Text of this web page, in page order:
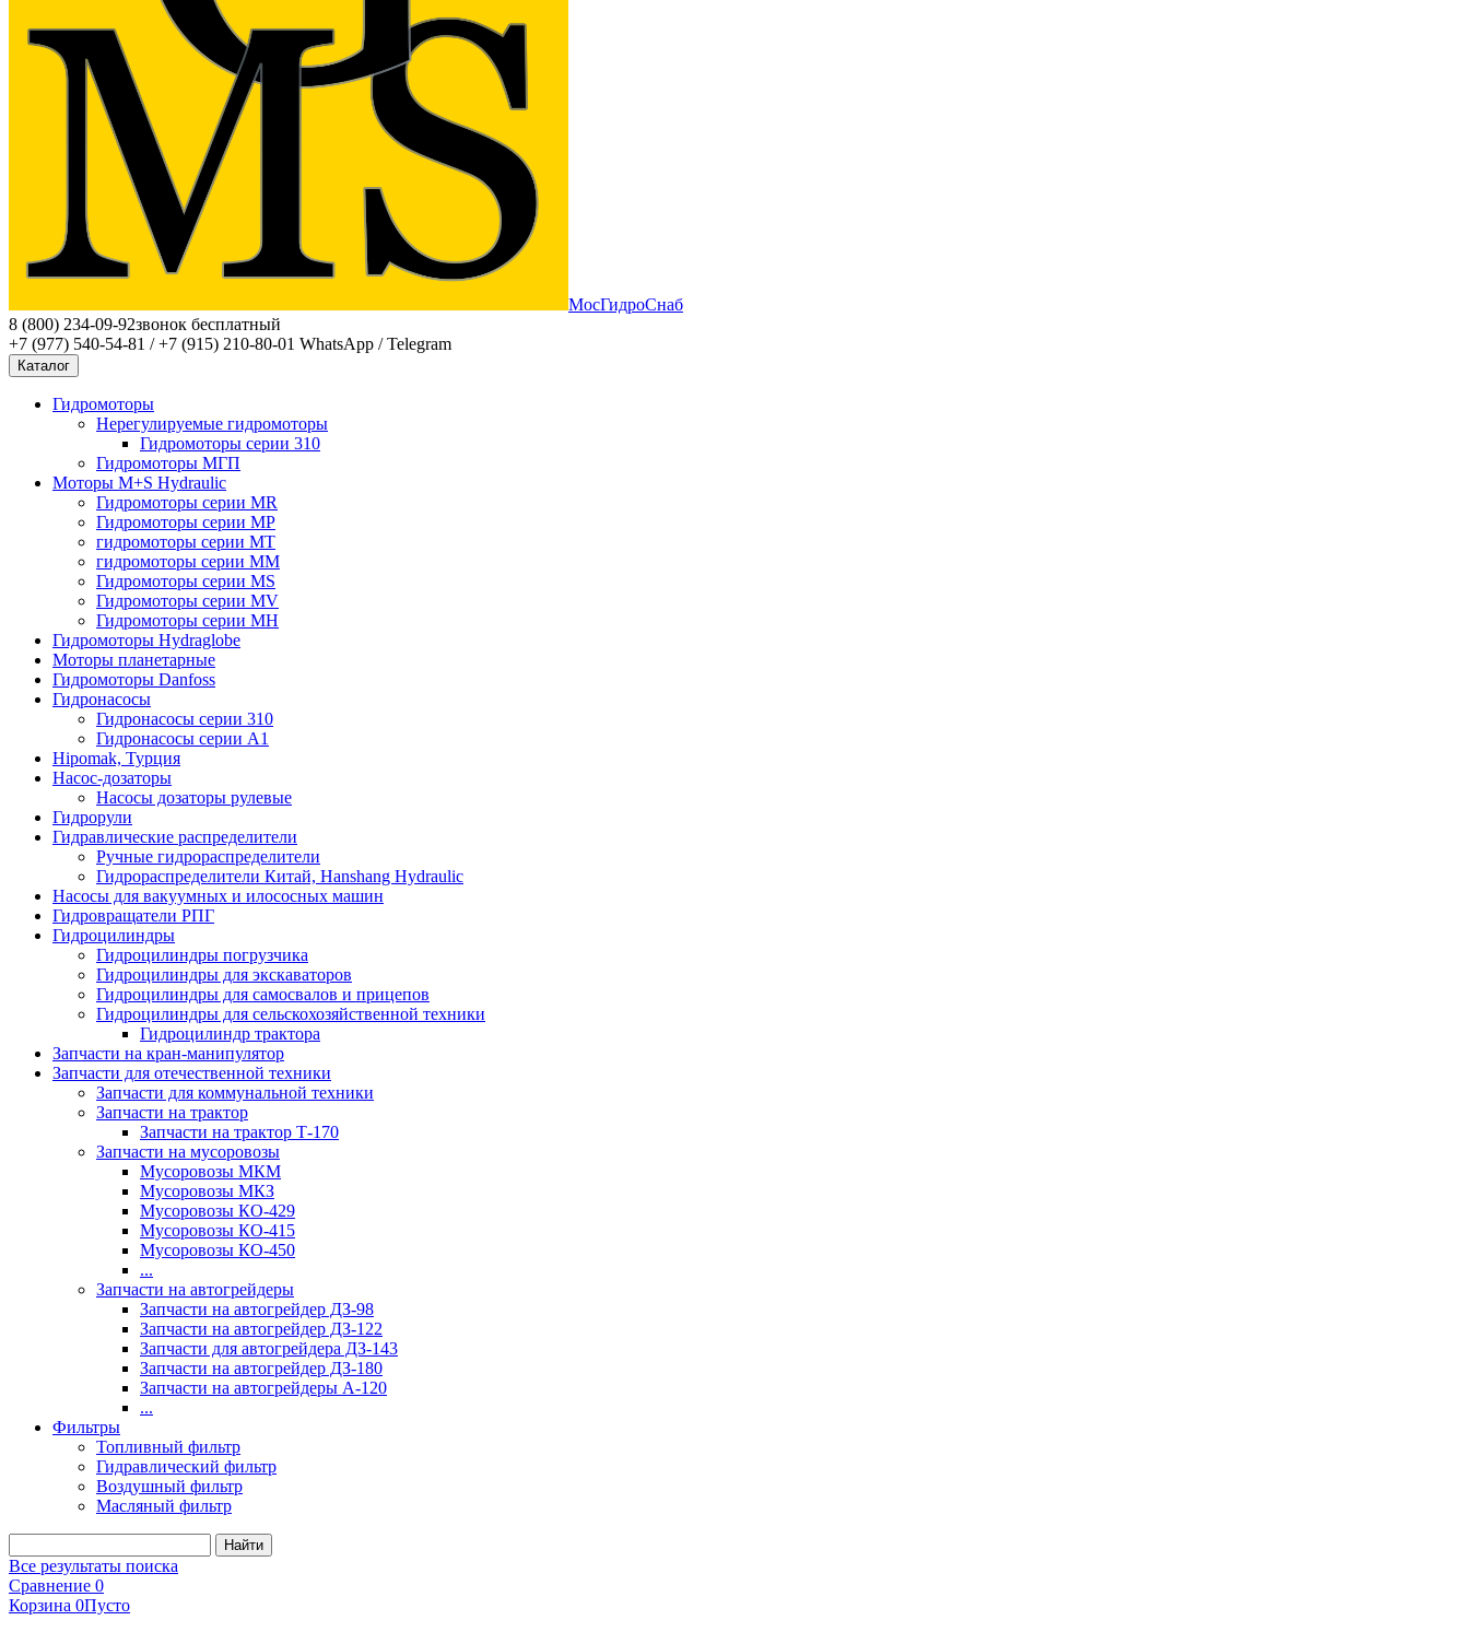
МосГидроСнаб
8 (800) 234-09-92звонок бесплатный
+7 (977) 540-54-81 / +7 (915) 210-80-01 WhatsApp / Telegram
Каталог
Гидромоторы
Нерегулируемые гидромоторы
Гидромоторы серии 310
Гидромоторы МГП
Моторы M+S Hydraulic
Гидромоторы серии MR
Гидромоторы серии MP
гидромоторы серии MT
гидромоторы серии MM
Гидромоторы серии MS
Гидромоторы серии MV
Гидромоторы серии MH
Гидромоторы Hydraglobe
Моторы планетарные
Гидромоторы Danfoss
Гидронасосы
Гидронасосы серии 310
Гидронасосы серии А1
Hipomak, Турция
Насос-дозаторы
Насосы дозаторы рулевые
Гидрорули
Гидравлические распределители
Ручные гидрораспределители
Гидрораспределители Китай, Hanshang Hydraulic
Насосы для вакуумных и илососных машин
Гидровращатели РПГ
Гидроцилиндры
Гидроцилиндры погрузчика
Гидроцилиндры для экскаваторов
Гидроцилиндры для самосвалов и прицепов
Гидроцилиндры для сельскохозяйственной техники
Гидроцилиндр трактора
Запчасти на кран-манипулятор
Запчасти для отечественной техники
Запчасти для коммунальной техники
Запчасти на трактор
Запчасти на трактор Т-170
Запчасти на мусоровозы
Мусоровозы МКМ
Мусоровозы МКЗ
Мусоровозы КО-429
Мусоровозы КО-415
Мусоровозы КО-450
...
Запчасти на автогрейдеры
Запчасти на автогрейдер ДЗ-98
Запчасти на автогрейдер ДЗ-122
Запчасти для автогрейдера ДЗ-143
Запчасти на автогрейдер ДЗ-180
Запчасти на автогрейдеры А-120
...
Фильтры
Топливный фильтр
Гидравлический фильтр
Воздушный фильтр
Масляный фильтр
Все результаты поиска
Сравнение 0
Корзина 0Пусто